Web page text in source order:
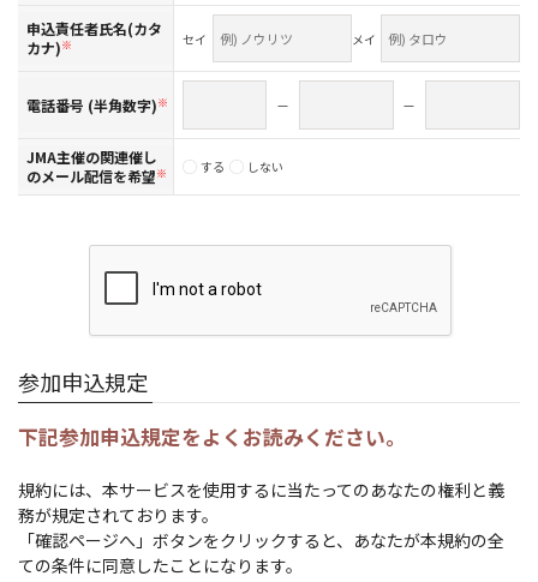
申込責任者氏名(カタ
カナ)※ セイ メイ
電話番号 (半角数字)※ — —
JMA主催の関連催し
のメール配信を希望※ する しない
参加申込規定
下記参加申込規定をよくお読みください。
規約には、本サービスを使用するに当たってのあなたの権利と義
務が規定されております。
「確認ページへ」ボタンをクリックすると、あなたが本規約の全
ての条件に同意したことになります。